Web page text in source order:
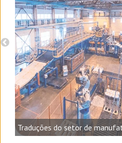
Traduções do setor de